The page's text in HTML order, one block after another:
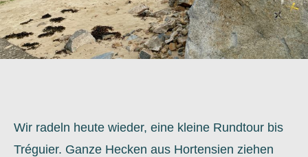
Wir radeln heute wieder, eine kleine Rundtour bis
Tréguier. Ganze Hecken aus Hortensien ziehen